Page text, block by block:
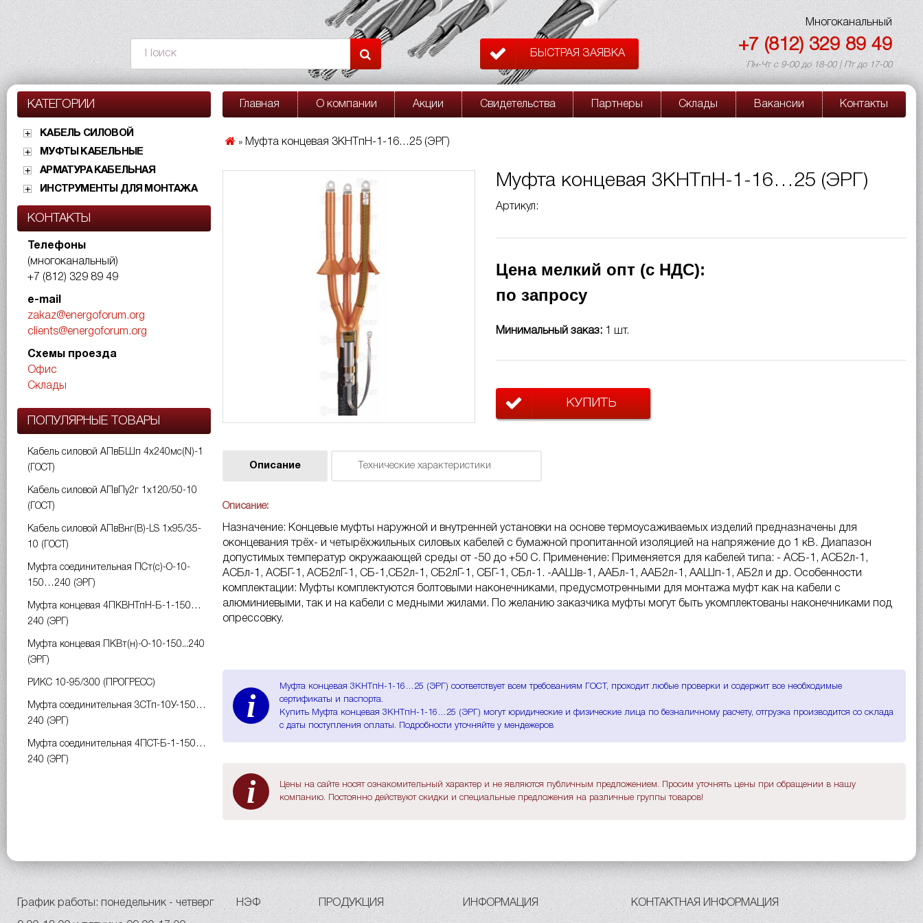
БЫСТРАЯ ЗАЯВКА
Многоканальный
+7 (812) 329 89 49
Пн-Чт с 9-00 до 18-00 | Пт до 17-00
КАТЕГОРИИ
КАБЕЛЬ СИЛОВОЙ
МУФТЫ КАБЕЛЬНЫЕ
АРМАТУРА КАБЕЛЬНАЯ
ИНСТРУМЕНТЫ ДЛЯ МОНТАЖА
КОНТАКТЫ
Телефоны
(многоканальный)
+7 (812) 329 89 49
e-mail
zakaz@energoforum.org
clients@energoforum.org
Схемы проезда
Офис
Склады
ПОПУЛЯРНЫЕ ТОВАРЫ
Кабель силовой АПвБШп 4х240мс(N)-1
(ГОСТ)
Кабель силовой АПвПу2г 1х120/50-10
(ГОСТ)
Кабель силовой АПвВнг(B)-LS 1х95/35-
10 (ГОСТ)
Муфта соединительная ПСт(с)-О-10-
150…240 (ЭРГ)
Муфта концевая 4ПКВНТпН-Б-1-150…
240 (ЭРГ)
Муфта концевая ПКВт(н)-О-10-150...240
(ЭРГ)
РИКС 10-95/300 (ПРОГРЕСС)
Муфта соединительная 3СТп-10У-150…
240 (ЭРГ)
Муфта соединительная 4ПСТ-Б-1-150…
240 (ЭРГ)
Главная О компании Акции Свидетельства Партнеры Склады Вакансии Контакты
» Муфта концевая 3КНТпН-1-16…25 (ЭРГ)
Муфта концевая 3КНТпН-1-16…25 (ЭРГ)
Артикул:
Цена мелкий опт (с НДС):
по запросу
Минимальный заказ: 1 шт.
КУПИТЬ
Описание Технические характеристики
Описание:
Назначение: Концевые муфты наружной и внутренней установки на основе термоусаживаемых изделий предназначены для
оконцевания трёх- и четырёхжильных силовых кабелей с бумажной пропитанной изоляцией на напряжение до 1 кВ. Диапазон
допустимых температур окружаающей среды от -50 до +50 C. Применение: Применяется для кабелей типа: - АСБ-1, АСБ2л-1,
АСБл-1, АСБГ-1, АСБ2лГ-1, СБ-1,СБ2л-1, СБ2лГ-1, СБГ-1, СБл-1. -ААШв-1, ААБл-1, ААБ2л-1, ААШп-1, АБ2л и др. Особенности
комплектации: Муфты комплектуются болтовыми наконечниками, предусмотренными для монтажа муфт как на кабели с
алюминиевыми, так и на кабели с медными жилами. По желанию заказчика муфты могут быть укомплектованы наконечниками под
опрессовку.
i
Муфта концевая 3КНТпН-1-16…25 (ЭРГ) соответствует всем требованиям ГОСТ, проходит любые проверки и содержит все необходимые
сертификаты и паспорта.
Купить Муфта концевая 3КНТпН-1-16…25 (ЭРГ) могут юридические и физические лица по безналичному расчету, отгрузка производится со склада
с даты поступления оплаты. Подробности уточняйте у мендежеров
i
Цены на сайте носят ознакомительный характер и не являются публичным предложением. Просим уточнять цены при обращении в нашу
компанию. Постоянно действуют скидки и специальные предложения на различные группы товаров!
НЭФ ПРОДУКЦИЯ ИНФОРМАЦИЯ КОНТАКТНАЯ ИНФОРМАЦИЯ
График работы: понедельник - четверг